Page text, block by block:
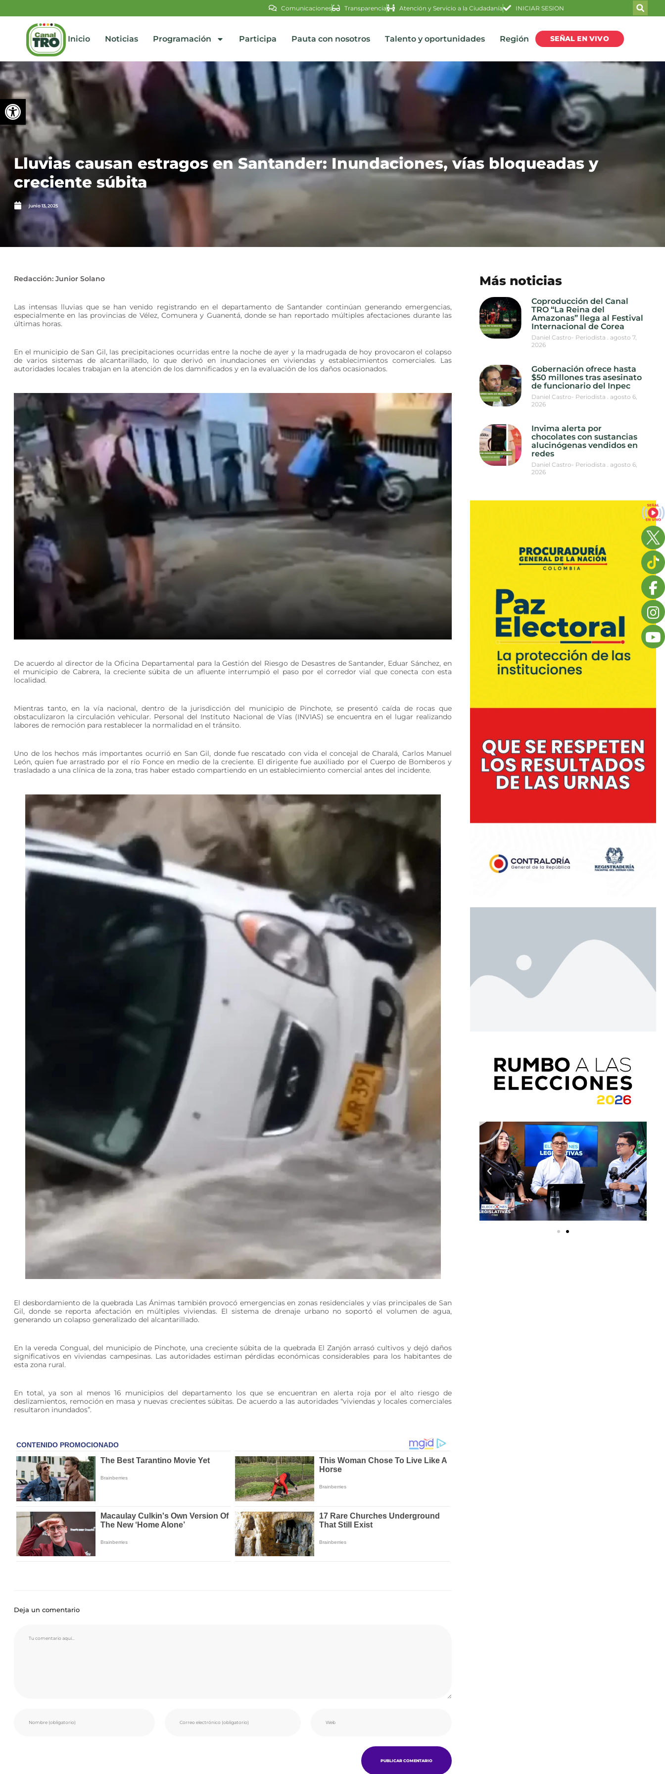
Abrir barra de herramientas
Comunicaciones Transparencia Atención y Servicio a la Ciudadanía INICIAR SESION
Inicio Noticias Programación Participa Pauta con nosotros Talento y oportunidades Región SEÑAL EN VIVO
Lluvias causan estragos en Santander: Inundaciones, vías bloqueadas y
creciente súbita
junio 13, 2025
Redacción: Junior Solano
Las intensas lluvias que se han venido registrando en el departamento de Santander continúan generando emergencias,
especialmente en las provincias de Vélez, Comunera y Guanentá, donde se han reportado múltiples afectaciones durante las
últimas horas.
En el municipio de San Gil, las precipitaciones ocurridas entre la noche de ayer y la madrugada de hoy provocaron el colapso
de varios sistemas de alcantarillado, lo que derivó en inundaciones en viviendas y establecimientos comerciales. Las
autoridades locales trabajan en la atención de los damnificados y en la evaluación de los daños ocasionados.
De acuerdo al director de la Oficina Departamental para la Gestión del Riesgo de Desastres de Santander, Eduar Sánchez, en
el municipio de Cabrera, la creciente súbita de un afluente interrumpió el paso por el corredor vial que conecta con esta
localidad.
Mientras tanto, en la vía nacional, dentro de la jurisdicción del municipio de Pinchote, se presentó caída de rocas que
obstaculizaron la circulación vehicular. Personal del Instituto Nacional de Vías (INVIAS) se encuentra en el lugar realizando
labores de remoción para restablecer la normalidad en el tránsito.
Uno de los hechos más importantes ocurrió en San Gil, donde fue rescatado con vida el concejal de Charalá, Carlos Manuel
León, quien fue arrastrado por el río Fonce en medio de la creciente. El dirigente fue auxiliado por el Cuerpo de Bomberos y
trasladado a una clínica de la zona, tras haber estado compartiendo en un establecimiento comercial antes del incidente.
El desbordamiento de la quebrada Las Ánimas también provocó emergencias en zonas residenciales y vías principales de San
Gil, donde se reporta afectación en múltiples viviendas. El sistema de drenaje urbano no soportó el volumen de agua,
generando un colapso generalizado del alcantarillado.
En la vereda Congual, del municipio de Pinchote, una creciente súbita de la quebrada El Zanjón arrasó cultivos y dejó daños
significativos en viviendas campesinas. Las autoridades estiman pérdidas económicas considerables para los habitantes de
esta zona rural.
En total, ya son al menos 16 municipios del departamento los que se encuentran en alerta roja por el alto riesgo de
deslizamientos, remoción en masa y nuevas crecientes súbitas. De acuerdo a las autoridades “viviendas y locales comerciales
resultaron inundados”.
Deja un comentario
Más noticias
Coproducción del Canal
TRO “La Reina del
Amazonas” llega al Festival
Internacional de Corea
Daniel Castro- Periodista
agosto 7,
2026
Gobernación ofrece hasta
$50 millones tras asesinato
de funcionario del Inpec
Daniel Castro- Periodista
agosto 6,
2026
Invima alerta por
chocolates con sustancias
alucinógenas vendidos en
redes
Daniel Castro- Periodista
agosto 6,
2026